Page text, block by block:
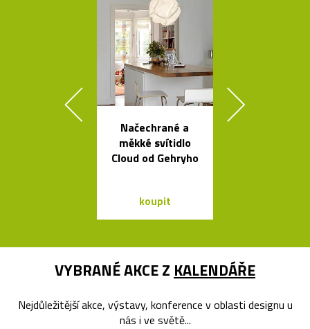
Načechrané a
měkké svítidlo
Cloud od Gehryho
koupit
VYBRANÉ AKCE Z KALENDÁŘE
Nejdůležitější akce, výstavy, konference v oblasti designu u
nás i ve světě...